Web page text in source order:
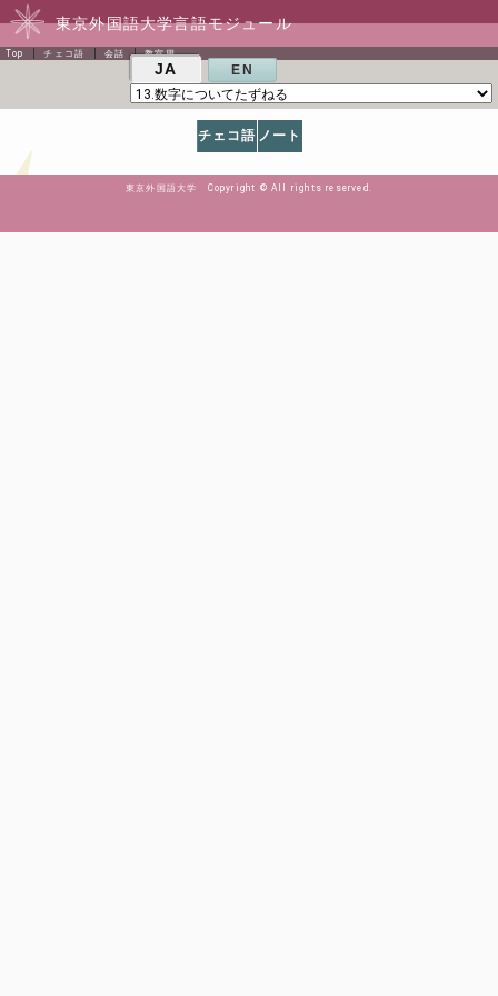
東京外国語大学言語モジュール
Top チェコ語 会話 教室用
JA EN
チェコ語 ノート
東京外国語大学 Copyright © All rights reserved.